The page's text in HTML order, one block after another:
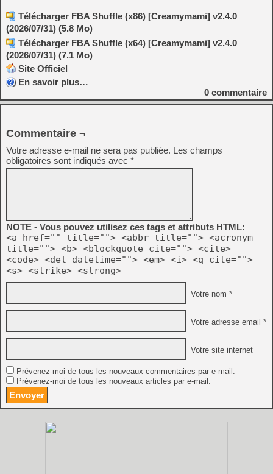
Télécharger FBA Shuffle (x86) [Creamymami] v2.4.0
(2026/07/31) (5.8 Mo)
Télécharger FBA Shuffle (x64) [Creamymami] v2.4.0
(2026/07/31) (7.1 Mo)
Site Officiel
En savoir plus…
0 commentaire
Commentaire ¬
Votre adresse e-mail ne sera pas publiée. Les champs
obligatoires sont indiqués avec *
NOTE - Vous pouvez utilisez ces tags et attributs HTML:
<a href="" title=""> <abbr title=""> <acronym
title=""> <b> <blockquote cite=""> <cite>
<code> <del datetime=""> <em> <i> <q cite="">
<s> <strike> <strong>
Votre nom *
Votre adresse email *
Votre site internet
Prévenez-moi de tous les nouveaux commentaires par e-mail.
Prévenez-moi de tous les nouveaux articles par e-mail.